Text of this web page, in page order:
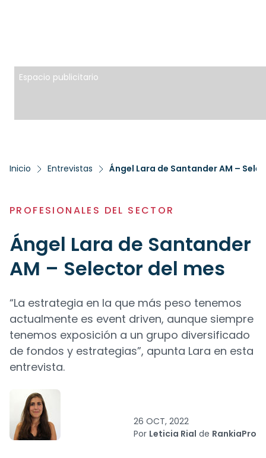
Espacio publicitario
Inicio Entrevistas Ángel Lara de Santander AM –
PROFESIONALES DEL SECTOR
Ángel Lara de Santander
AM – Selector del mes
“La estrategia en la que más peso tenemos
actualmente es event driven, aunque siempre
tenemos exposición a un grupo diversificado
de fondos y estrategias”, apunta Lara en esta
entrevista.
26 OCT, 2022
Por Leticia Rial de RankiaPro